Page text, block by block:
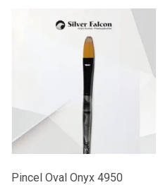
Pincel Oval Onyx 4950